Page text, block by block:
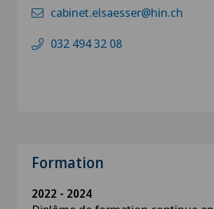
cabinet.elsaesser@hin.ch
032 494 32 08
Formation
2022 - 2024